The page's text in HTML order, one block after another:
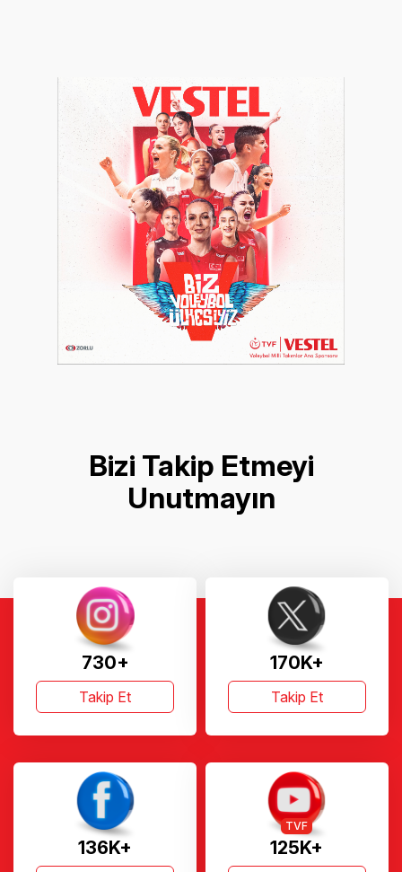
Bizi Takip Etmeyi
Unutmayın
730+
Takip Et
170K+
Takip Et
136K+ 125K+
TVF